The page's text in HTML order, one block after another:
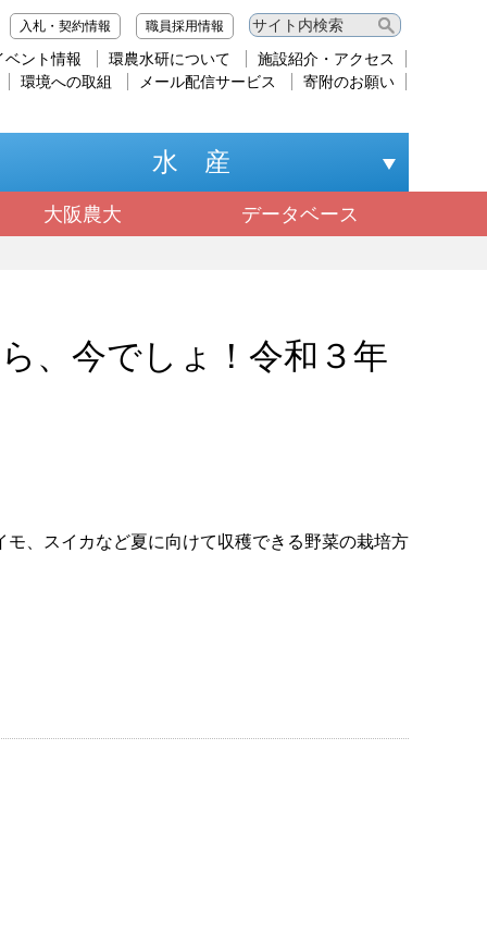
入札・契約情報 職員採用情報
ベント情報 環農水研について
施設紹介・アクセス
環境への取組
メール配信サービス 寄附のお願い
水 産
大阪農大 データベース
、今でしょ！令和３年
モ、スイカなど夏に向けて収穫できる野菜の栽培方